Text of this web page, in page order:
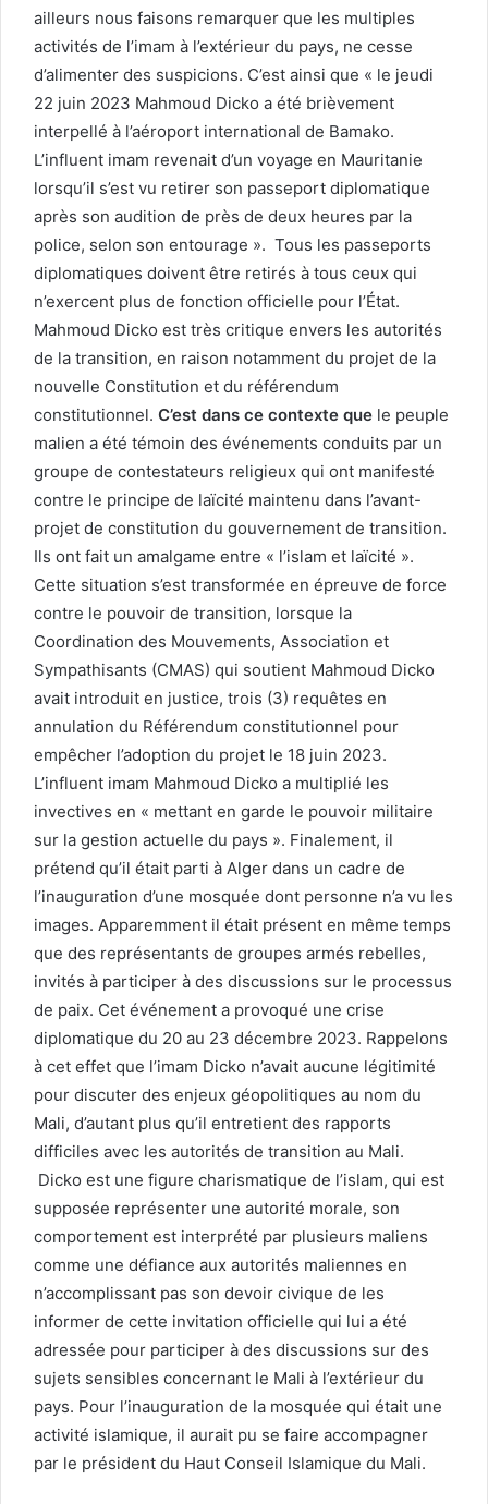
ailleurs nous faisons remarquer que les multiples
activités de l’imam à l’extérieur du pays, ne cesse
d’alimenter des suspicions. C’est ainsi que « le jeudi
22 juin 2023 Mahmoud Dicko a été brièvement
interpellé à l’aéroport international de Bamako.
L’influent imam revenait d’un voyage en Mauritanie
lorsqu’il s’est vu retirer son passeport diplomatique
après son audition de près de deux heures par la
police, selon son entourage ». Tous les passeports
diplomatiques doivent être retirés à tous ceux qui
n’exercent plus de fonction officielle pour l’État.
Mahmoud Dicko est très critique envers les autorités
de la transition, en raison notamment du projet de la
nouvelle Constitution et du référendum
constitutionnel. C’est dans ce contexte que le peuple
malien a été témoin des événements conduits par un
groupe de contestateurs religieux qui ont manifesté
contre le principe de laïcité maintenu dans l’avant-
projet de constitution du gouvernement de transition.
Ils ont fait un amalgame entre « l’islam et laïcité ».
Cette situation s’est transformée en épreuve de force
contre le pouvoir de transition, lorsque la
Coordination des Mouvements, Association et
Sympathisants (CMAS) qui soutient Mahmoud Dicko
avait introduit en justice, trois (3) requêtes en
annulation du Référendum constitutionnel pour
empêcher l’adoption du projet le 18 juin 2023.
L’influent imam Mahmoud Dicko a multiplié les
invectives en « mettant en garde le pouvoir militaire
sur la gestion actuelle du pays ». Finalement, il
prétend qu’il était parti à Alger dans un cadre de
l’inauguration d’une mosquée dont personne n’a vu les
images. Apparemment il était présent en même temps
que des représentants de groupes armés rebelles,
invités à participer à des discussions sur le processus
de paix. Cet événement a provoqué une crise
diplomatique du 20 au 23 décembre 2023. Rappelons
à cet effet que l’imam Dicko n’avait aucune légitimité
pour discuter des enjeux géopolitiques au nom du
Mali, d’autant plus qu’il entretient des rapports
difficiles avec les autorités de transition au Mali.
Dicko est une figure charismatique de l’islam, qui est
supposée représenter une autorité morale, son
comportement est interprété par plusieurs maliens
comme une défiance aux autorités maliennes en
n’accomplissant pas son devoir civique de les
informer de cette invitation officielle qui lui a été
adressée pour participer à des discussions sur des
sujets sensibles concernant le Mali à l’extérieur du
pays. Pour l’inauguration de la mosquée qui était une
activité islamique, il aurait pu se faire accompagner
par le président du Haut Conseil Islamique du Mali.